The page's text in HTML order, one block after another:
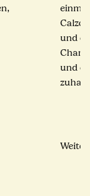
und
und
Weiter